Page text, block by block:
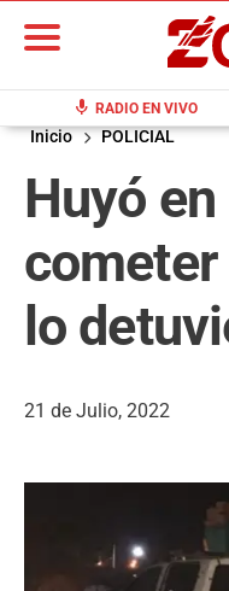
mic RADIO EN VIVO
Inicio POLICIAL
Huyó
lo
21 de Julio, 2022